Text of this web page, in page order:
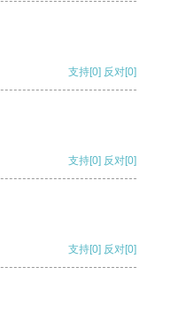
支持[0] 反对[0]
支持[0] 反对[0]
支持[0] 反对[0]